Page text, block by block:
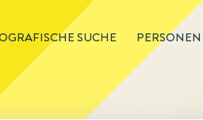
SUCHE PERSONEN